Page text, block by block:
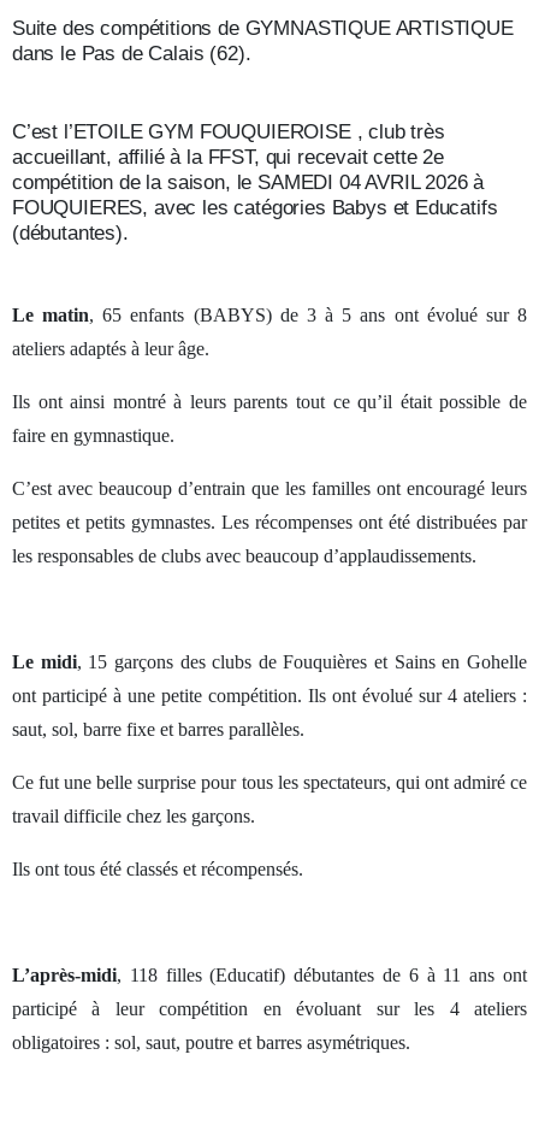
Suite des compétitions de GYMNASTIQUE ARTISTIQUE
dans le Pas de Calais (62).
C’est l’ETOILE GYM FOUQUIEROISE , club très
accueillant, affilié à la FFST, qui recevait cette 2e
compétition de la saison, le SAMEDI 04 AVRIL 2026 à
FOUQUIERES, avec les catégories Babys et Educatifs
(débutantes).
Le matin, 65 enfants (BABYS) de 3 à 5 ans ont évolué sur 8
ateliers adaptés à leur âge.
Ils ont ainsi montré à leurs parents tout ce qu’il était possible de
faire en gymnastique.
C’est avec beaucoup d’entrain que les familles ont encouragé leurs
petites et petits gymnastes. Les récompenses ont été distribuées par
les responsables de clubs avec beaucoup d’applaudissements.
Le midi, 15 garçons des clubs de Fouquières et Sains en Gohelle
ont participé à une petite compétition. Ils ont évolué sur 4 ateliers :
saut, sol, barre fixe et barres parallèles.
Ce fut une belle surprise pour tous les spectateurs, qui ont admiré ce
travail difficile chez les garçons.
Ils ont tous été classés et récompensés.
L’après-midi, 118 filles (Educatif) débutantes de 6 à 11 ans ont
participé à leur compétition en évoluant sur les 4 ateliers
obligatoires : sol, saut, poutre et barres asymétriques.